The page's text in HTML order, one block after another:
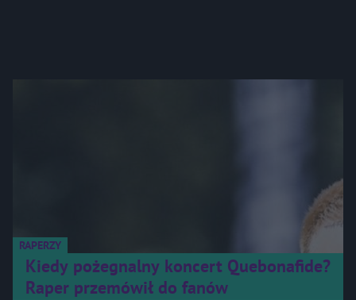
RAPERZY
Kiedy pożegnalny koncert Quebonafide?
Raper przemówił do fanów